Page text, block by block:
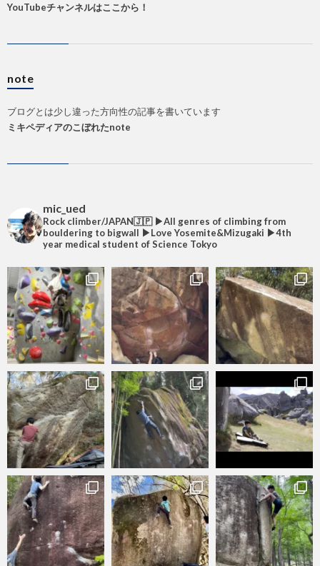
YouTubeチャンネルはここから！
note
ブログとは少し違った方向性の記事を書いています
ミキペディアのこぼれたnote
mic_ued
Rock climber/JAPAN🇯🇵▶︎All genres of climbing from
bouldering to bigwall ▶︎Love Yosemite&Mizugaki ▶︎4th
year medical student of Science Tokyo